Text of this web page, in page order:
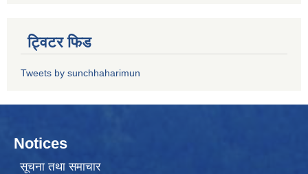
ट्विटर फिड
Tweets by sunchhaharimun
Notices
सूचना तथा समाचार